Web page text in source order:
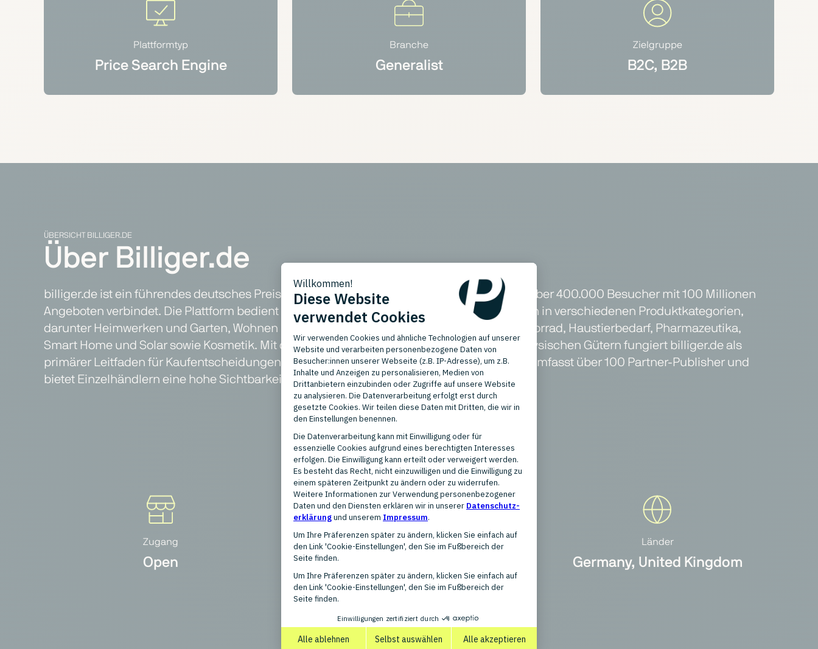
Plattformtyp
Price Search Engine
Branche
Generalist
Zielgruppe
B2C, B2B
ÜBERSICHT BILLIGER.DE
Über Billiger.de
billiger.de ist ein führendes deutsches Preisvergleichs- und Shopping-Portal, das täglich über 400.000 Besucher mit 100 Millionen
Angeboten verbindet. Die Plattform bedient eine breite Zielgruppe deutscher Konsumenten in verschiedenen Produktkategorien,
darunter Heimwerken und Garten, Wohnen und Lifestyle, Outdoor und Sport, Auto und Motorrad, Haustierbedarf, Pharmazeutika,
Smart Home und Solar sowie Kosmetik. Mit der Unterstützung einer großen Auswahl an physischen Gütern fungiert billiger.de als
primärer Leitfaden für Kaufentscheidungen in Deutschland. Das umfangreiche Netzwerk umfasst über 100 Partner-Publisher und
bietet Einzelhändlern eine hohe Sichtbarkeit auf dem deutschen Markt.
Zugang
Open
Produkttypen
New, Refurbished, Used / Pre-
owned
Länder
Germany, United Kingdom